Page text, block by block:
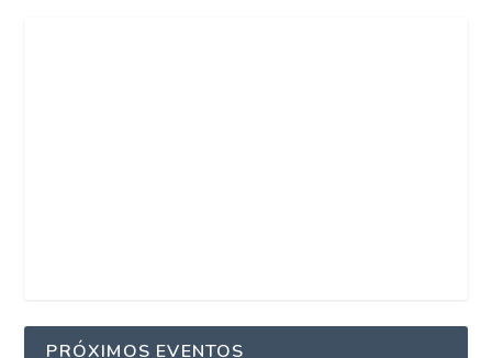
PRÓXIMOS EVENTOS